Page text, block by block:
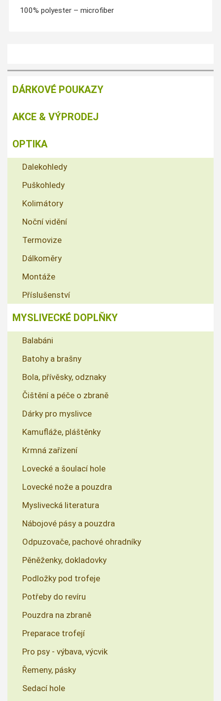
100% polyester – microfiber
DÁRKOVÉ POUKAZY
AKCE & VÝPRODEJ
OPTIKA
Dalekohledy
Puškohledy
Kolimátory
Noční vidění
Termovize
Dálkoměry
Montáže
Příslušenství
MYSLIVECKÉ DOPLŇKY
Balabáni
Batohy a brašny
Bola, přívěsky, odznaky
Čištění a péče o zbraně
Dárky pro myslivce
Kamufláže, pláštěnky
Krmná zařízení
Lovecké a šoulací hole
Lovecké nože a pouzdra
Myslivecká literatura
Nábojové pásy a pouzdra
Odpuzovače, pachové ohradníky
Pěněženky, dokladovky
Podložky pod trofeje
Potřeby do revíru
Pouzdra na zbraně
Preparace trofejí
Pro psy - výbava, výcvik
Řemeny, pásky
Sedací hole